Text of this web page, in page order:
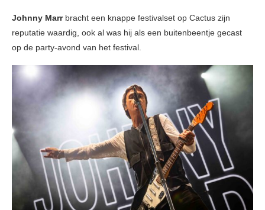
Johnny Marrbracht een knappe festivalset op Cactus zijn
reputatie waardig, ook al was hij als een buitenbeentje gecast
op de party-avond van het festival.